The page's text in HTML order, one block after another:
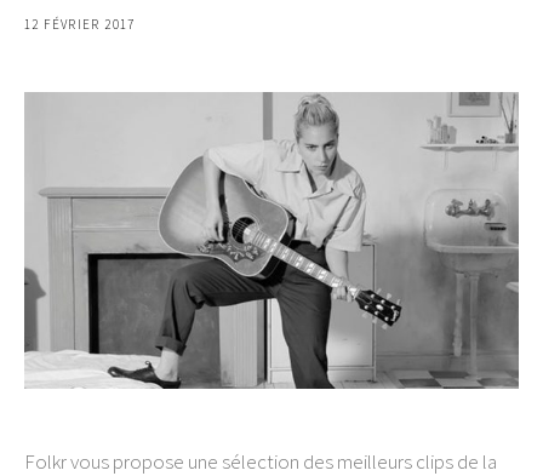
12 FÉVRIER 2017
Folkr vous propose une sélection des meilleurs clips de la